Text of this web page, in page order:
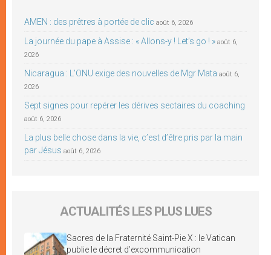
AMEN : des prêtres à portée de clic août 6, 2026
La journée du pape à Assise : « Allons-y ! Let’s go ! » août 6,
2026
Nicaragua : L’ONU exige des nouvelles de Mgr Mata août 6,
2026
Sept signes pour repérer les dérives sectaires du coaching
août 6, 2026
La plus belle chose dans la vie, c’est d’être pris par la main
par Jésus août 6, 2026
ACTUALITÉS LES PLUS LUES
Sacres de la Fraternité Saint-Pie X : le Vatican
publie le décret d’excommunication